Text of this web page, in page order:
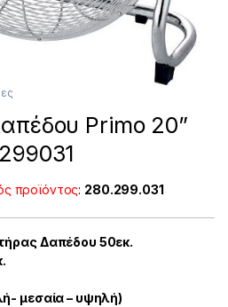
Primo 20”
προϊόντος: 280.299.031
Δαπέδου 50εκ.
μεσαία – υψηλή)